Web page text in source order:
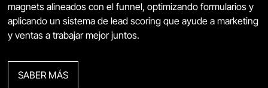
magnets alineados con el funnel, optimizando formularios y
aplicando un sistema de lead scoring que ayude a marketing
y ventas a trabajar mejor juntos.
SABER MÁS